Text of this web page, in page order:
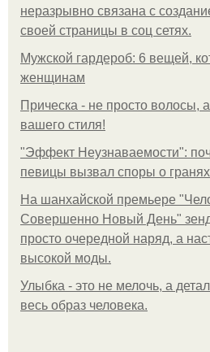
неразрывно связана с
своей страницы в соц сетях.
Мужской гардероб: 6 вещей,
женщинам
Прическа - не просто волосы,
вашего стиля!
"Эффект Неузнаваемости":
певицы вызвал споры о
На шанхайской премьере
Совершенно Новый День"
просто очередной наряд, а
высокой моды.
Улыбка - это не мелочь, а
весь образ человека.